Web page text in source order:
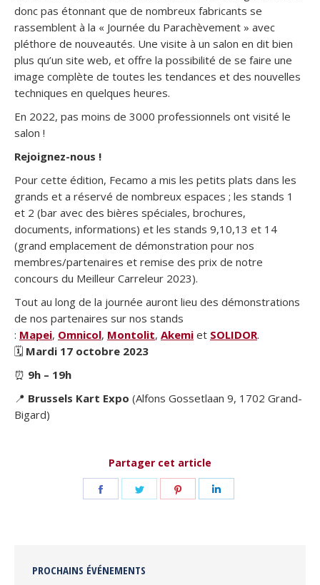
donc pas étonnant que de nombreux fabricants se
rassemblent à la « Journée du Parachèvement » avec
pléthore de nouveautés. Une visite à un salon en dit bien
plus qu’un site web, et offre la possibilité de se faire une
image complète de toutes les tendances et des nouvelles
techniques en quelques heures.
En 2022, pas moins de 3000 professionnels ont visité le
salon !
Rejoignez-nous !
Pour cette édition, Fecamo a mis les petits plats dans les
grands et a réservé de nombreux espaces ; les stands 1
et 2 (bar avec des bières spéciales, brochures,
documents, informations) et les stands 9,10,13 et 14
(grand emplacement de démonstration pour nos
membres/partenaires et remise des prix de notre
concours du Meilleur Carreleur 2023).
Tout au long de la journée auront lieu des démonstrations
de nos partenaires sur nos stands
: Mapei, Omnicol, Montolit, Akemi et SOLIDOR.
🗓 Mardi 17 octobre 2023
⏰ 9h – 19h
📍 Brussels Kart Expo (Alfons Gossetlaan 9, 1702 Grand-
Bigard)
Partager cet article
Partager Partager Partager
PROCHAINS ÉVÉNEMENTS